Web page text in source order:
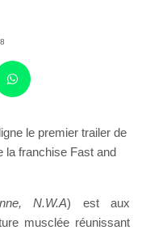
le premier trailer de
la franchise Fast and
N.W.A) est aux
musclée réunissant